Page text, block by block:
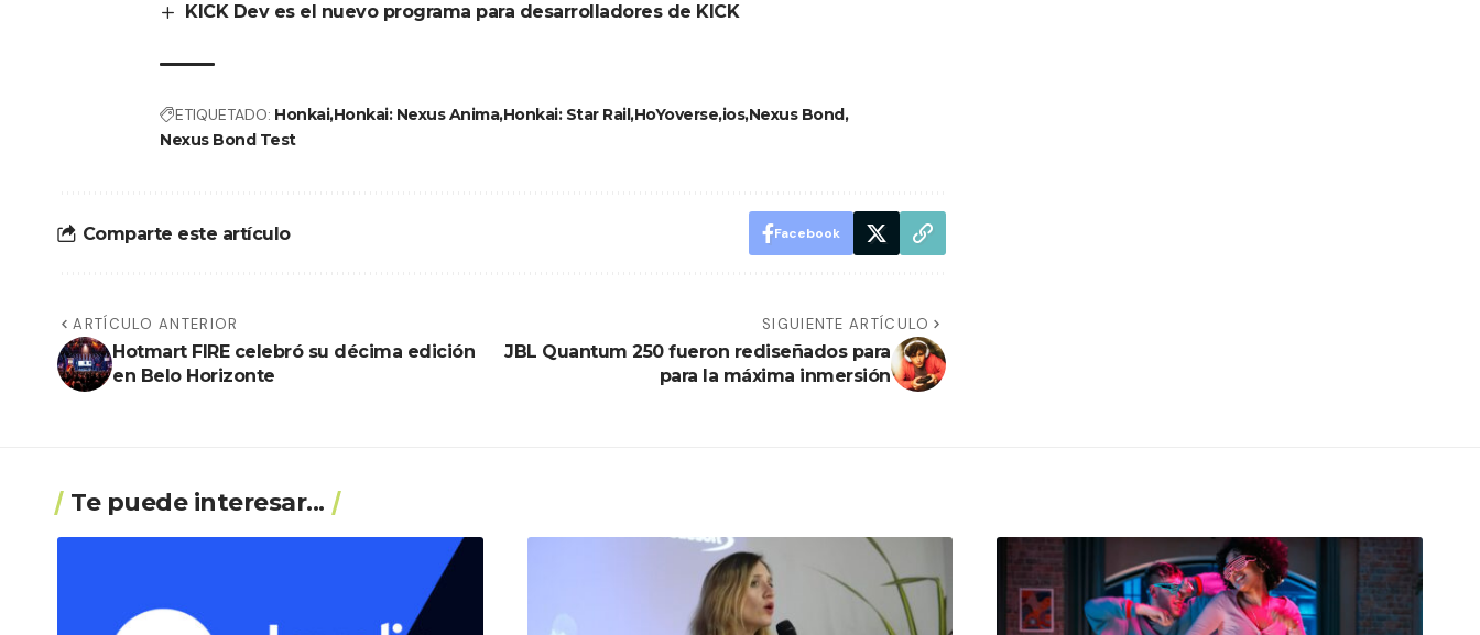
KICK Dev es el nuevo programa para desarrolladores de KICK
ETIQUETADO: HonkaiHonkai: Nexus AnimaHonkai: Star RailHoYoverseiosNexus Bond
Nexus Bond Test
Comparte este artículo Facebook
ARTÍCULO ANTERIOR
Hotmart FIRE celebró su décima edición
en Belo Horizonte
SIGUIENTE ARTÍCULO
JBL Quantum 250 fueron rediseñados para
para la máxima inmersión
Te puede interesar...